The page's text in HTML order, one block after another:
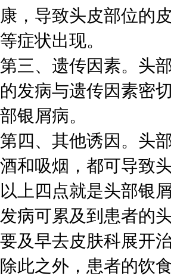
康，导致头皮部位的
等症状出现。
第三、遗传因素。头
的发病与遗传因素密
部银屑病。
第四、其他诱因。头
酒和吸烟，都可导致
以上四点就是头部银
发病可累及到患者的
要及早去皮肤科展开
除此之外，患者的饮